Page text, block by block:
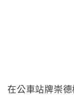
在公車站牌崇